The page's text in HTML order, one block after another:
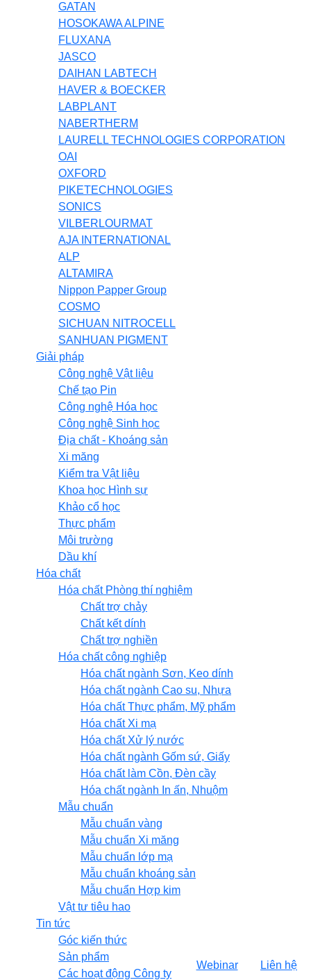
GATAN
HOSOKAWA ALPINE
FLUXANA
JASCO
DAIHAN LABTECH
HAVER & BOECKER
LABPLANT
NABERTHERM
LAURELL TECHNOLOGIES CORPORATION
OAI
OXFORD
PIKETECHNOLOGIES
SONICS
VILBERLOURMAT
AJA INTERNATIONAL
ALP
ALTAMIRA
Nippon Papper Group
COSMO
SICHUAN NITROCELL
SANHUAN PIGMENT
Giải pháp
Công nghệ Vật liệu
Chế tạo Pin
Công nghệ Hóa học
Công nghệ Sinh học
Địa chất - Khoáng sản
Xi măng
Kiểm tra Vật liệu
Khoa học Hình sự
Khảo cổ học
Thực phẩm
Môi trường
Dầu khí
Hóa chất
Hóa chất Phòng thí nghiệm
Chất trợ chảy
Chất kết dính
Chất trợ nghiền
Hóa chất công nghiệp
Hóa chất ngành Sơn, Keo dính
Hóa chất ngành Cao su, Nhựa
Hóa chất Thực phẩm, Mỹ phẩm
Hóa chất Xi mạ
Hóa chất Xử lý nước
Hóa chất ngành Gốm sứ, Giấy
Hóa chất làm Cồn, Đèn cầy
Hóa chất ngành In ấn, Nhuộm
Mẫu chuẩn
Mẫu chuẩn vàng
Mẫu chuẩn Xi măng
Mẫu chuẩn lớp mạ
Mẫu chuẩn khoáng sản
Mẫu chuẩn Hợp kim
Vật tư tiêu hao
Tin tức
Góc kiến thức
Sản phẩm
Các hoạt động Công ty
Webinar Liên hệ